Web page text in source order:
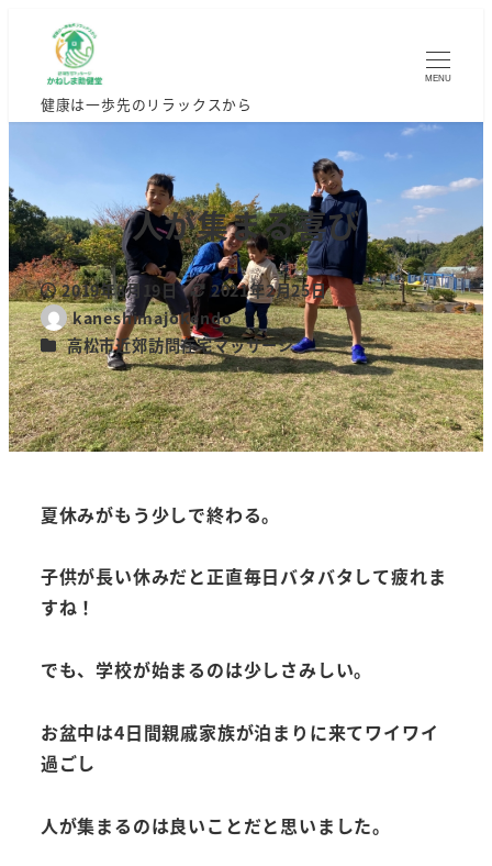
健康は一歩先のリラックスから
MENU
人が集まる喜び
投稿日
2019年8月19日
更新日
2021年2月25日
著
者
kaneshimajokendo
カテゴリー
高松市近郊訪問在宅マッサージ
夏休みがもう少しで終わる。
子供が長い休みだと正直毎日バタバタして疲れま
すね！
でも、学校が始まるのは少しさみしい。
お盆中は4日間親戚家族が泊まりに来てワイワイ
過ごし
人が集まるのは良いことだと思いました。